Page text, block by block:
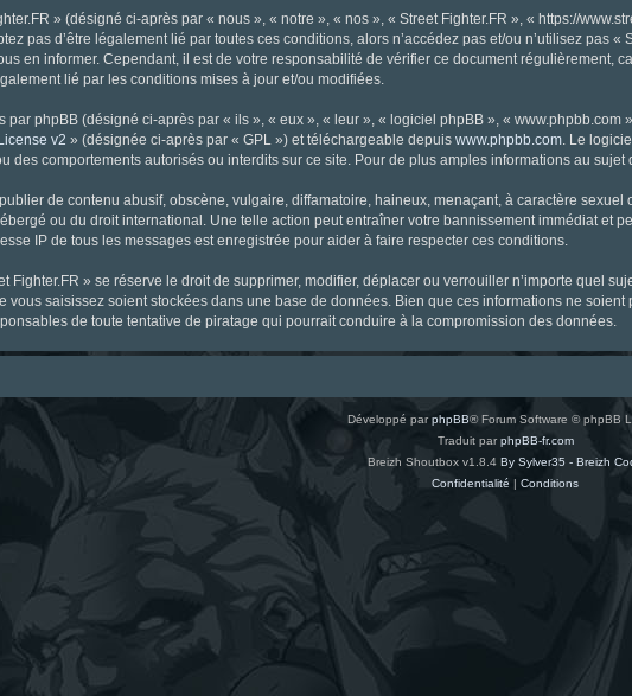
» (désigné ci-après par « nous », « notre », « nos », « Street Fighter.FR », « https://
pas d’être légalement lié par toutes ces conditions, alors n’accédez pas et/ou n’utilisez pas
en informer. Cependant, il est de votre responsabilité de vérifier ce document régulièrement,
lié par les conditions mises à jour et/ou modifiées.
par phpBB (désigné ci-après par « ils », « eux », « leur », « logiciel phpBB », «
v2 » (désignée ci-après par « GPL ») et téléchargeable depuis www.phpbb.com. Le
des comportements autorisés ou interdits sur ce site. Pour de plus amples informations au sujet
de contenu abusif, obscène, vulgaire, diffamatoire, haineux, menaçant, à caractère
ou du droit international. Une telle action peut entraîner votre bannissement immédiat et
IP de tous les messages est enregistrée pour aider à faire respecter ces conditions.
Fighter.FR » se réserve le droit de supprimer, modifier, déplacer ou verrouiller n’importe quel
vous saisissez soient stockées dans une base de données. Bien que ces informations ne
de toute tentative de piratage qui pourrait conduire à la compromission des données.
Développé parphpBB® Forum Software © phpBB
Traduit par phpBB-fr.com
Breizh Shoutbox v1.8.4 By Sylver35 - Breizh
Confidentialité | Conditions